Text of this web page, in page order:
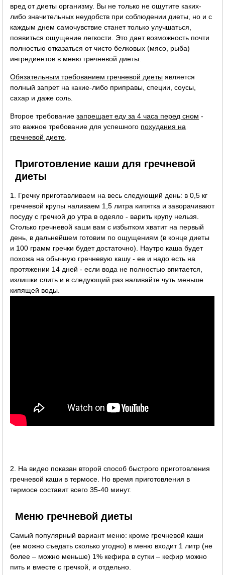
вред от диеты организму. Вы не только не ощутите каких-
либо значительных неудобств при соблюдении диеты, но и с
каждым днем самочувствие станет только улучшаться,
появиться ощущение легкости. Это дает возможность почти
полностью отказаться от чисто белковых (мясо, рыба)
ингредиентов в меню гречневой диеты.
Обязательным требованием гречневой диеты является
полный запрет на какие-либо приправы, специи, соусы,
сахар и даже соль.
Второе требованиезапрещает еду за 4 часа перед сном -
это важное требование для успешного похудания на
гречневой диете
Приготовление каши для гречневой
диеты
1. Гречку приготавливаем на весь следующий день: в 0,5 кг
гречневой крупы наливаем 1,5 литра кипятка и заворачивают
посуду с гречкой до утра в одеяло - варить крупу нельзя.
Столько гречневой каши вам с избытком хватит на первый
день, в дальнейшем готовим по ощущениям (в конце диеты
и 100 грамм гречки будет достаточно). Наутро каша будет
похожа на обычную гречневую кашу - ее и надо есть на
протяжении 14 дней - если вода не полностью впитается,
излишки слить и в следующий раз наливайте чуть меньше
кипящей воды.
2. На видео показан второй способ быстрого приготовления
гречневой каши в термосе. Но время приготовления в
термосе составит всего 35-40 минут.
Меню гречневой диеты
Самый популярный вариант меню: кроме гречневой каши
(ее можно съедать сколько угодно) в меню входит 1 литр (не
более – можно меньше) 1% кефира в сутки – кефир можно
пить и вместе с гречкой, и отдельно.